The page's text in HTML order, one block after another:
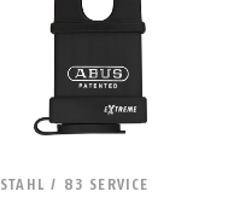
STAHL / 83 SERVICE